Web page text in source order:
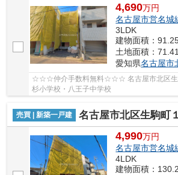
4,690万円
名古屋市営名城
3LDK
建物面積：
土地面積：
愛知県名古屋市
☆☆☆仲介手数料無料☆☆☆ 名古屋市北区生
杉小学校・八王子中学校
売買 | 新築一戸建 名古屋市北区生駒町１丁目34-1【仲介手数料無
4,990万円
名古屋市営名城
4LDK
建物面積：